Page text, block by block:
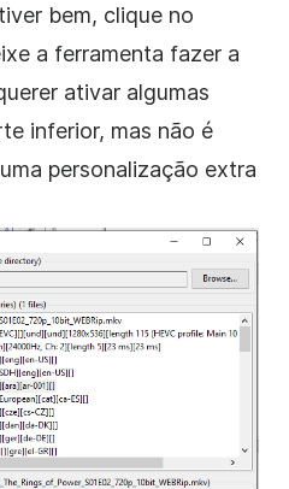
bem, clique no
a ferramenta fazer a
ativar algumas
inferior, mas não é
personalização extra